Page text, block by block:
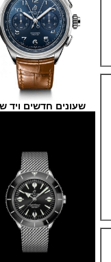
שעונים חדשים ויד שנייה